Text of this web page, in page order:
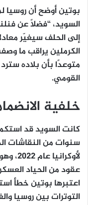
بوتين أوضح أن
السويد، “فضلاً عن
إلى الحلف سيغيّر
الكرملين يراقب ما
متوعدًا بأن بلاده
القومي.
خلفية
كانت السويد قد
سنوات من النقاشات
عقود من الحياد
اعتبرها بوتين خطأ
التوترات بين روسيا